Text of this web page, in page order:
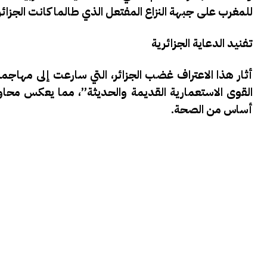
للمغرب على جبهة النزاع المفتعل الذي طالما كانت
تفنيد الدعاية الجزائرية
أثار هذا الاعتراف غضب الجزائر، التي سارعت إلى
القوى الاستعمارية القديمة والحديثة”، مما يعكس
أساس من الصحة.